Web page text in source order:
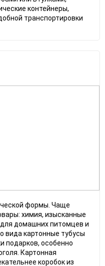
контейнеры,
транспортировки
формы. Чаще
химия, изысканные
домашних питомцев и
вида картонные тубусы
подарков, особенно
Картонная
коробок из